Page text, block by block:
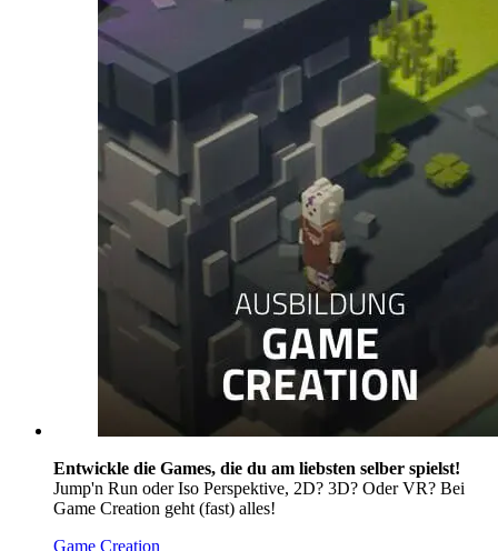
Entwickle die Games, die du am liebsten selber spielst!
Jump'n Run oder Iso Perspektive, 2D? 3D? Oder VR? Bei
Game Creation geht (fast) alles!
Game Creation